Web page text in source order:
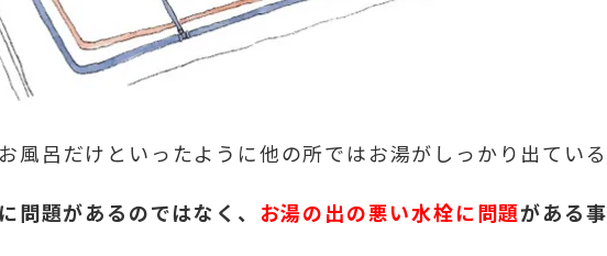
風呂だけといったように他の所ではお湯がしっかり出てい
題があるのではなく、 お湯の出の悪い水栓に問題がある